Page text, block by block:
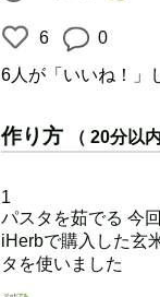
6 0
6人 が「いいね！」
作り方 （ 20分以内
1
パスタを茹でる 今
iHerbで購入した玄
タを使いました